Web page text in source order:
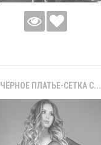
ЧЁРНОЕ ПЛАТЬЕ-СЕТКА С...